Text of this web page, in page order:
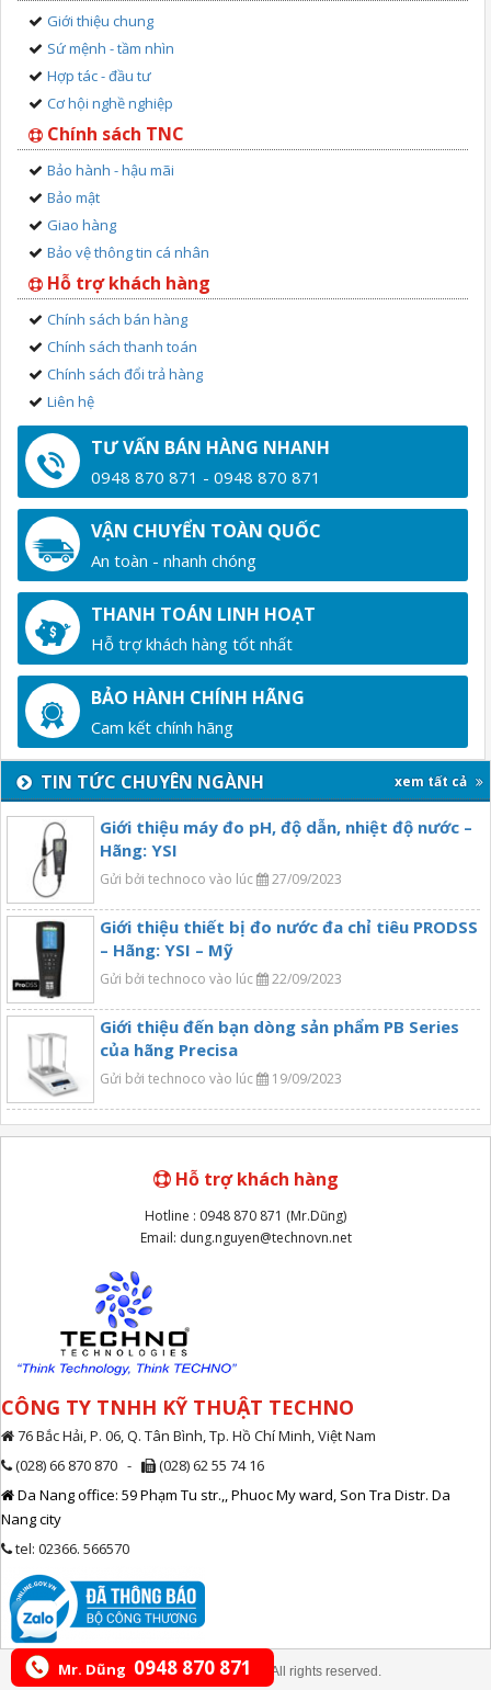
Giới thiệu chung
Sứ mệnh - tầm nhìn
Hợp tác - đầu tư
Cơ hội nghề nghiệp
Chính sách TNC
Bảo hành - hậu mãi
Bảo mật
Giao hàng
Bảo vệ thông tin cá nhân
Hỗ trợ khách hàng
Chính sách bán hàng
Chính sách thanh toán
Chính sách đổi trả hàng
Liên hệ
TƯ VẤN BÁN HÀNG NHANH
0948 870 871 - 0948 870 871
VẬN CHUYỂN TOÀN QUỐC
An toàn - nhanh chóng
THANH TOÁN LINH HOẠT
Hỗ trợ khách hàng tốt nhất
BẢO HÀNH CHÍNH HÃNG
Cam kết chính hãng
TIN TỨC CHUYÊN NGÀNH xem tất cả
Giới thiệu máy đo pH, độ dẫn, nhiệt độ nước –
Hãng: YSI
Gửi bởi technoco vào lúc 27/09/2023
Giới thiệu thiết bị đo nước đa chỉ tiêu PRODSS
– Hãng: YSI – Mỹ
Gửi bởi technoco vào lúc 22/09/2023
Giới thiệu đến bạn dòng sản phẩm PB Series
của hãng Precisa
Gửi bởi technoco vào lúc 19/09/2023
Hỗ trợ khách hàng
Hotline : 0948 870 871 (Mr.Dũng)
Email: dung.nguyen@technovn.net
CÔNG TY TNHH KỸ THUẬT TECHNO
76 Bắc Hải, P. 06, Q. Tân Bình, Tp. Hồ Chí Minh, Việt Nam
(028) 66 870 870 -
(028) 62 55 74 16
Da Nang office: 59 Phạm Tu str.,, Phuoc My ward, Son Tra Distr. Da
Nang city
tel: 02366. 566570
© Copyright Technovn.net, All rights reserved.
Mr. Dũng 0948 870 871